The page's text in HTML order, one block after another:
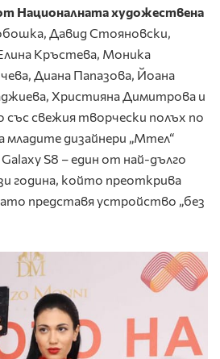
Националната художествена
Давид Стояновски,
Кръстева, Моника
Диана Папазова, Йоана
Християна Димитрова и
свежия творчески полъх по
младите дизайнери „Мтел“
S8 – един от най-дълго
година, който преоткрива
представя устройство „без